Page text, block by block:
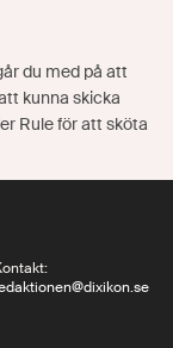
du med på att
kunna skicka
Rule för att sköta